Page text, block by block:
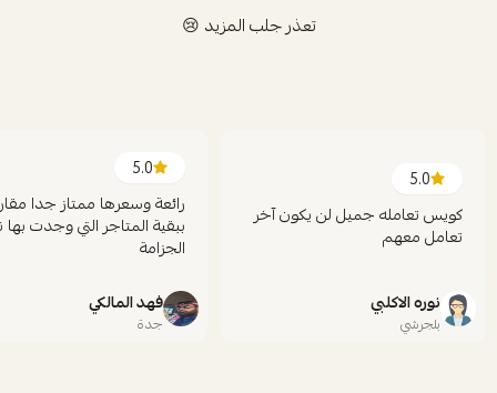
تعذر جلب المزيد 😢
5.0
كويس تعامله جميل لن يكون آخر
تعامل معهم
نوره الاكلبي
بلجرشي
5.0
رائعة وسعرها ممتاز جدا
ببقية المتاجر التي وجدت
الجزامة
فهد المالكي
جدة